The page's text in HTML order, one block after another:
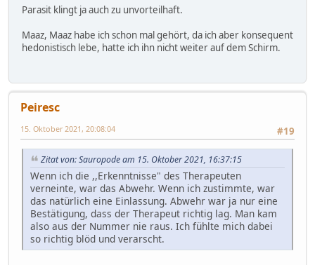
Parasit klingt ja auch zu unvorteilhaft.
Maaz, Maaz habe ich schon mal gehört, da ich aber konsequent
hedonistisch lebe, hatte ich ihn nicht weiter auf dem Schirm.
Peiresc
#19
15. Oktober 2021, 20:08:04
Zitat von: Sauropode am 15. Oktober 2021, 16:37:15
Wenn ich die ,,Erkenntnisse" des Therapeuten
verneinte, war das Abwehr. Wenn ich zustimmte, war
das natürlich eine Einlassung. Abwehr war ja nur eine
Bestätigung, dass der Therapeut richtig lag. Man kam
also aus der Nummer nie raus. Ich fühlte mich dabei
so richtig blöd und verarscht.